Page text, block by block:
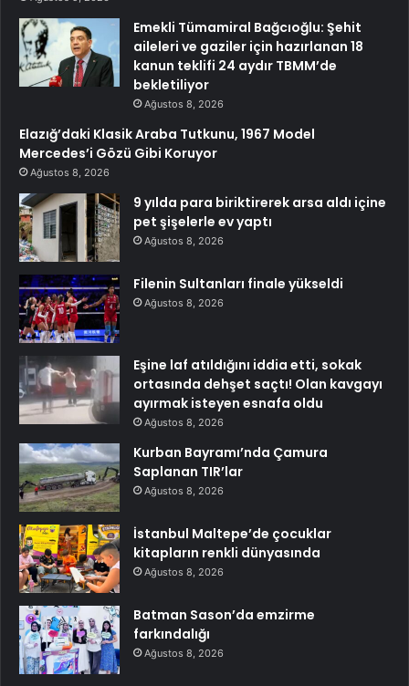
Emekli Tümamiral Bağcıoğlu: Şehit
aileleri ve gaziler için hazırlanan 18
kanun teklifi 24 aydır TBMM’de
bekletiliyor
Ağustos 8, 2026
Elazığ’daki Klasik Araba Tutkunu, 1967 Model
Mercedes’i Gözü Gibi Koruyor
Ağustos 8, 2026
9 yılda para biriktirerek arsa aldı içine
pet şişelerle ev yaptı
Ağustos 8, 2026
Filenin Sultanları finale yükseldi
Ağustos 8, 2026
Eşine laf atıldığını iddia etti, sokak
ortasında dehşet saçtı! Olan kavgayı
ayırmak isteyen esnafa oldu
Ağustos 8, 2026
Kurban Bayramı’nda Çamura
Saplanan TIR’lar
Ağustos 8, 2026
İstanbul Maltepe’de çocuklar
kitapların renkli dünyasında
Ağustos 8, 2026
Batman Sason’da emzirme
farkındalığı
Ağustos 8, 2026